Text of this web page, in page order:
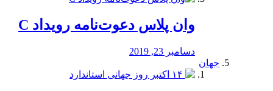
وان پلاس دعوت‌نامه رویداد C
دسامبر 23, 2019
جهان